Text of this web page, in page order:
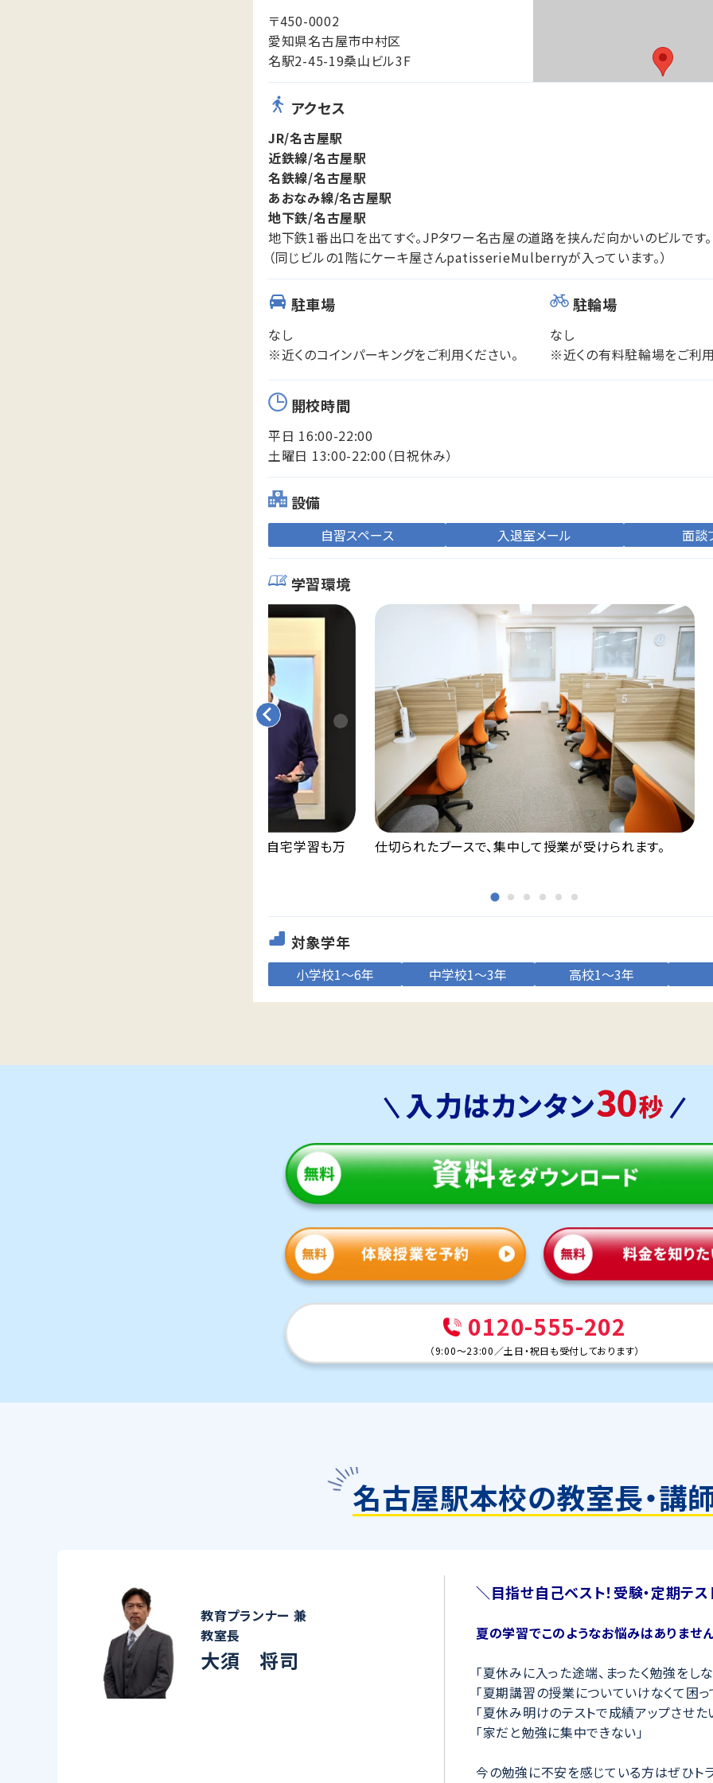
〒450-0002
愛知県名古屋市中村区
名駅2-45-19桑山ビル3F
アクセス
JR/名古屋駅
近鉄線/名古屋駅
名鉄線/名古屋駅
あおなみ線/名古屋駅
地下鉄/名古屋駅
地下鉄1番出口を出てすぐ。JPタワー名古屋の道路を挟んだ向かいのビルです。
（同じビルの1階にケーキ屋さんpatisserieMulberryが入っています。）
駐車場
なし
※近くのコインパーキングをご利用ください。
駐輪場
なし
※近くの有料駐輪場をご利用
開校時間
平日 16:00-22:00
土曜日 13:00-22:00（日祝休み）
設備
自習スペース 入退室メール 面談
学習環境
永久無料の映像授業「Try IT」が見放題。自宅学習も万
仕切られたブースで、集中して授業が受けられます。
対象学年
小学校1～6年 中学校1～3年 高校1～3年
0120-555-202
（9:00～23:00 ／土日・祝日も受付しております）
名古屋駅本校の教室長・講
教育プランナー 兼
教室長
大須 将司
＼目指せ自己ベスト！受験・定期テス
夏の学習でこのようなお悩みはありませ
「夏休みに入った途端、まったく勉強をし
「夏期講習の授業についていけなくて困っ
「夏休み明けのテストで成績アップさせ
「家だと勉強に集中できない」
今の勉強に不安を感じている方はぜひト